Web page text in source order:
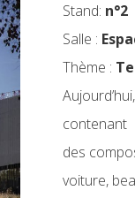
Stand: n°2
Salle :
Thème :
contenant
des
voiture,